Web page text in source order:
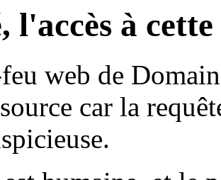
l'accès à
web de
car la